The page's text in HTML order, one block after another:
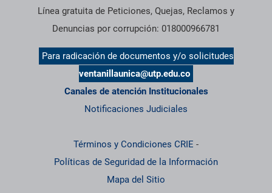
Línea gratuita de Peticiones, Quejas, Reclamos y
Denuncias por corrupción: 018000966781
Para radicación de documentos y/o solicitudes
ventanillaunica@utp.edu.co
Canales de atención Institucionales
Notificaciones Judiciales
Términos y Condiciones CRIE -
Políticas de Seguridad de la Información
Mapa del Sitio